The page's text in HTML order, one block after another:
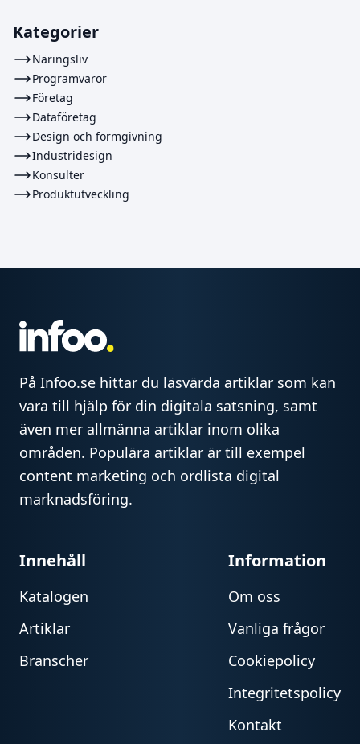
Kategorier
Näringsliv
Programvaror
Företag
Dataföretag
Design och formgivning
Industridesign
Konsulter
Produktutveckling
På Infoo.se hittar du läsvärda artiklar som kan
vara till hjälp för din digitala satsning, samt
även mer allmänna artiklar inom olika
områden. Populära artiklar är till exempel
content marketing och ordlista digital
marknadsföring.
Innehåll
Katalogen
Artiklar
Branscher
Information
Om oss
Vanliga frågor
Cookiepolicy
Integritetspolicy
Kontakt